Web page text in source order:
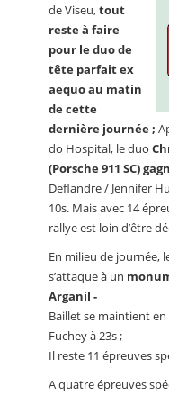
de Viseu,tout
reste à faire
pour le duo de
tête parfait ex
aequo au matin
de cette
dernière journée ;
do Hospital, le duo
(Porsche 911 SC)
Deflandre / Jennifer
10s. Mais avec 14
rallye est loin d’être
En milieu de journée,
s’attaque à un
Arganil -
Baillet se maintient
Fuchey à 23s ;
Il reste 11 épreuves
A quatre épreuves